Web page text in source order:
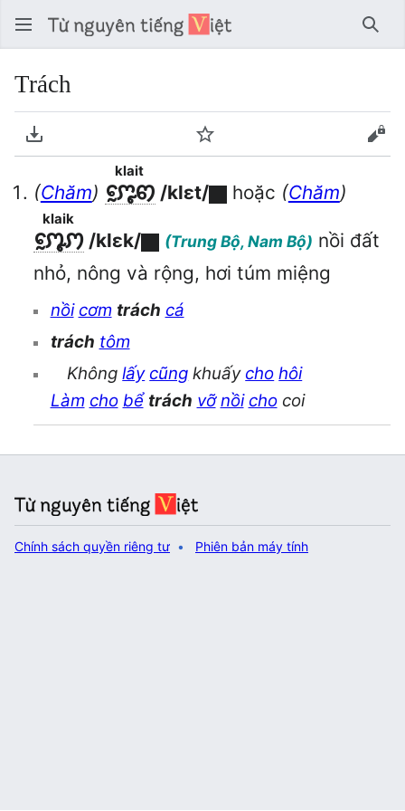
Tìm
Trách
Tải về PDF Theo dõi
(Chăm) ꨆꨵꨰꩅ
klait
/klɛt/ hoặc (Chăm)
ꩀꨵꨰꩀ
klaik
/klɛk/ (Trung Bộ, Nam Bộ) nồi đất
nhỏ, nông và rộng, hơi túm miệng
nồi cơm trách cá
trách tôm
Khônglấy cũng khuấy cho hôi
Làm cho bể trách vỡ nồi chocoi
Chính sách quyền riêng tư Phiên bản máy tính